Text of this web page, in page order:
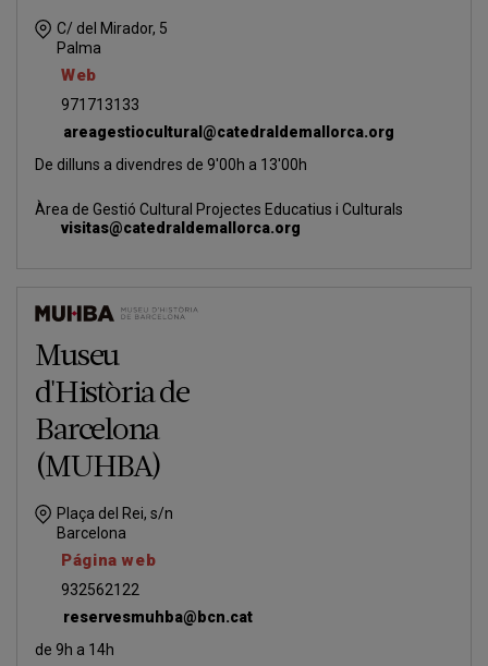
C/ del Mirador, 5
Palma
Web
971713133
areagestiocultural@catedraldemallorca.org
De dilluns a divendres de 9'00h a 13'00h
Àrea de Gestió Cultural Projectes Educatius i Culturals
visitas@catedraldemallorca.org
Museu
d'Història de
Barcelona
(MUHBA)
Plaça del Rei, s/n
Barcelona
Página web
932562122
reservesmuhba@bcn.cat
de 9h a 14h